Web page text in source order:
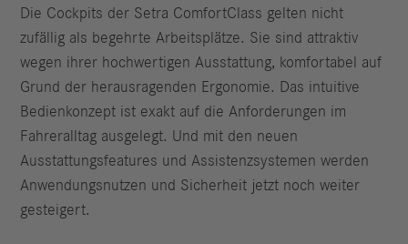
Die Cockpits der Setra ComfortClass gelten nicht
zufällig als begehrte Arbeitsplätze. Sie sind attraktiv
wegen ihrer hochwertigen Ausstattung, komfortabel auf
Grund der herausragenden Ergonomie. Das intuitive
Bedienkonzept ist exakt auf die Anforderungen im
Fahreralltag ausgelegt. Und mit den neuen
Ausstattungsfeatures und Assistenzsystemen werden
Anwendungsnutzen und Sicherheit jetzt noch weiter
gesteigert.